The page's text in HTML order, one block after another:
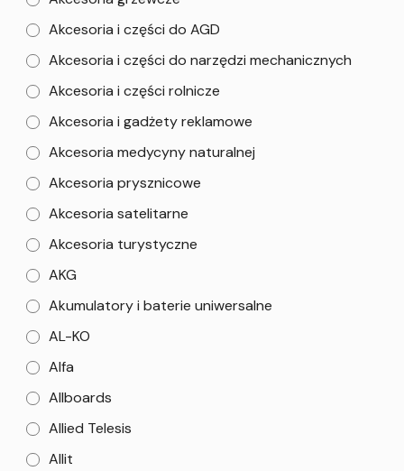
Akcesoria i części do AGD
Akcesoria i części do narzędzi mechanicznych
Akcesoria i części rolnicze
Akcesoria i gadżety reklamowe
Akcesoria medycyny naturalnej
Akcesoria prysznicowe
Akcesoria satelitarne
Akcesoria turystyczne
AKG
Akumulatory i baterie uniwersalne
AL-KO
Alfa
Allboards
Allied Telesis
Allit